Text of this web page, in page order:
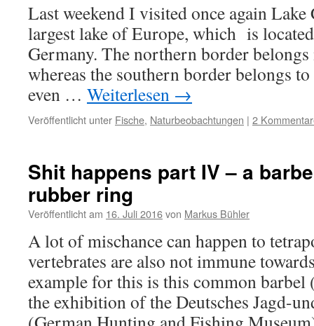
Last weekend I visited once again
largest lake of Europe, which is
Germany. The northern border
whereas the southern border belongs
even … Weiterlesen →
Veröffentlicht unter Fische, Naturbeobachtungen | 2
Shit happens part IV – a
rubber ring
Veröffentlicht am 16. Juli 2016von Markus Bühler
A lot of mischance can happen to
vertebrates are also not immune
example for this is this common
the exhibition of the Deutsches Jagd-